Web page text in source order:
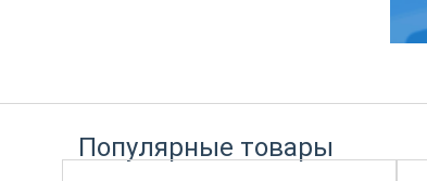
Популярные товары